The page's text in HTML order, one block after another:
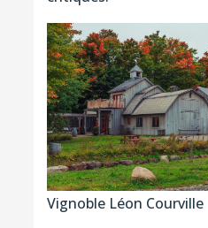
Vignoble Léon Courville